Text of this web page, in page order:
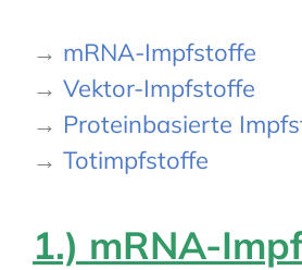
→ mRNA-Impfstoffe
→ Vektor-Impfstoffe
→ Proteinbasierte
→ Totimpfstoffe
1.) mRNA-